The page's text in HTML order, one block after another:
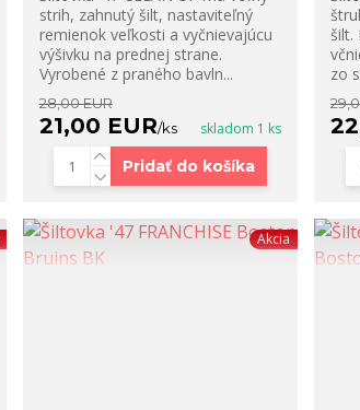
strih, zahnutý šilt, nastaviteľný
remienok veľkosti a vyčnievajúcu
výšivku na prednej strane.
Vyrobené z praného bavln...
28,00 EUR
21,00 EUR/ks skladom 1 ks
Pridať do košíka
šilt.
zo
Akcia